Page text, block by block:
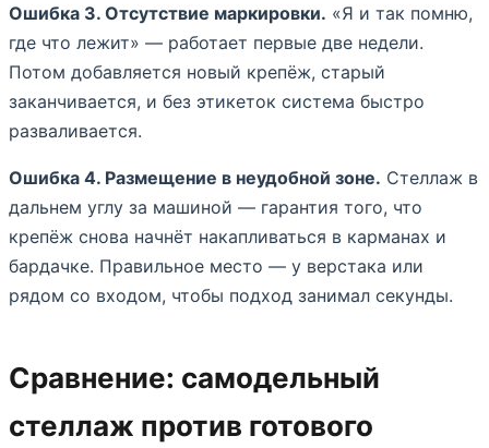
Ошибка 3. Отсутствие маркировки. «Я и так помню,
где что лежит» — работает первые две недели.
Потом добавляется новый крепёж, старый
заканчивается, и без этикеток система быстро
разваливается.
Ошибка 4. Размещение в неудобной зоне. Стеллаж в
дальнем углу за машиной — гарантия того, что
крепёж снова начнёт накапливаться в карманах и
бардачке. Правильное место — у верстака или
рядом со входом, чтобы подход занимал секунды.
Сравнение: самодельный
стеллаж против готового